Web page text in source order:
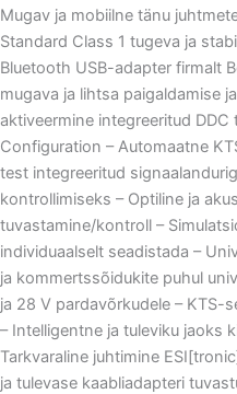
Mugav ja mobiilne tänu
Standard Class 1 tugeva ja
Bluetooth USB-adapter firmalt
mugava ja lihtsa paigaldamise
aktiveermine integreeritud
Configuration – Automaatne
test integreeritud
kontrollimiseks – Optiline ja
tuvastamine/kontroll –
individuaalselt seadistada –
ja kommertssõidukite puhul
ja 28 V pardavõrkudele – KTS-
– Intelligentne ja tuleviku jaoks
Tarkvaraline juhtimine
ja tulevase kaabliadapteri